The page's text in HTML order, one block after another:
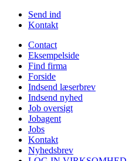
Send ind
Kontakt
Contact
Eksempelside
Find firma
Forside
Indsend læserbrev
Indsend nyhed
Job oversigt
Jobagent
Jobs
Kontakt
Nyhedsbrev